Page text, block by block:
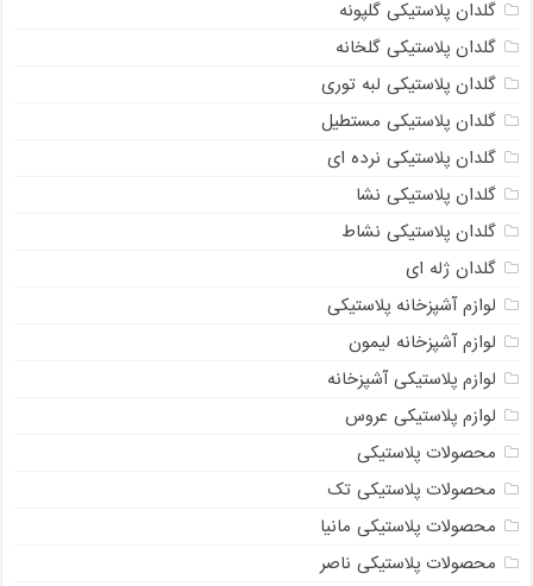
گلدان پلاستیکی گلپونه
گلدان پلاستیکی گلخانه
گلدان پلاستیکی لبه توری
گلدان پلاستیکی مستطیل
گلدان پلاستیکی نرده ای
گلدان پلاستیکی نشا
گلدان پلاستیکی نشاط
گلدان ژله ای
لوازم آشپزخانه پلاستیکی
لوازم آشپزخانه لیمون
لوازم پلاستیکی آشپزخانه
لوازم پلاستیکی عروس
محصولات پلاستیکی
محصولات پلاستیکی تک
محصولات پلاستیکی مانیا
محصولات پلاستیکی ناصر